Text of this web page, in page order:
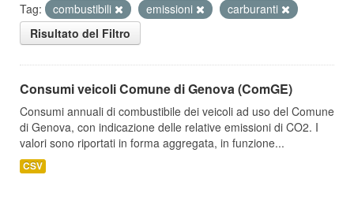
Tag:
combustibili emissioni
carburanti
Risultato del Filtro
Consumi veicoli Comune di Genova (ComGE)
Consumi annuali di combustibile dei veicoli ad uso del Comune
di Genova, con indicazione delle relative emissioni di CO2. I
valori sono riportati in forma aggregata, in funzione...
CSV